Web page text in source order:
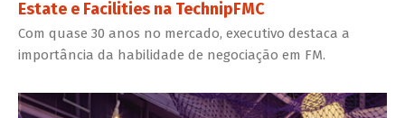
Estate e Facilities na TechnipFMC
Com quase 30 anos no mercado, executivo destaca a
importância da habilidade de negociação em FM.